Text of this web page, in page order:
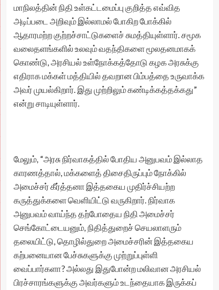
மாநிலத்தின் நிதி உள்கட்டமைப்பு குறித்த எவ்வித
அடிப்படை அறிவும் இல்லாமல் போகிற போக்கில்
ஆதாரமற்ற குற்றச்சாட்டுகளைச் சுமத்தியுள்ளார். சமூக
வலைதளங்களில் உலவும் வதந்திகளை மூலதனமாகக்
கொண்டு, அரசியல் உள்நோக்கத்தோடு கழக அரசுக்கு
எதிராக மக்கள் மத்தியில் தவறான பிம்பத்தை உருவாக்க
அவர் முயல்கிறார். இது முற்றிலும் கண்டிக்கத்தக்கது”
என்று சாடியுள்ளார்.
மேலும், “அரசு நிர்வாகத்தில் போதிய அனுபவம் இல்லாத
காரணத்தால், மக்களைத் திசைதிருப்பும் நோக்கில்
அமைச்சர் கீர்த்தனா இத்தகைய முதிர்ச்சியற்ற
கருத்துக்களை வெளியிட்டு வருகிறார். நிர்வாக
அனுபவம் வாய்ந்த தற்போதைய நிதி அமைச்சர்
செங்கோட்டையனும், நிதித்துறைச் செயலாளரும்
தலையிட்டு, தொழில்துறை அமைச்சரின் இத்தகைய
கற்பனையான பேச்சுகளுக்கு முற்றுப்புள்ளி
வைப்பார்களா? அல்லது இதுபோன்ற மலிவான அரசியல்
பிரச்சாரங்களுக்கு அவர்களும் உடந்தையாக இருக்கப்